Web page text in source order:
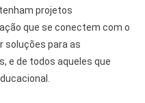
projetos
que se conectem com o
soluções para as
e de todos aqueles que